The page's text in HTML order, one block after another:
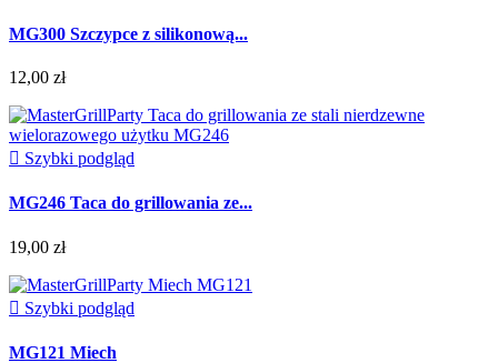
MG300 Szczypce z silikonową...
12,00 zł
 Szybki podgląd
MG246 Taca do grillowania ze...
19,00 zł
 Szybki podgląd
MG121 Miech